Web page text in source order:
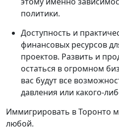
политики.
Доступность и
финансовых ресурсов
проектов. Развить и
остаться в огромном
вас будут все
давления или какого-
Иммигрировать в Торонто
любой.